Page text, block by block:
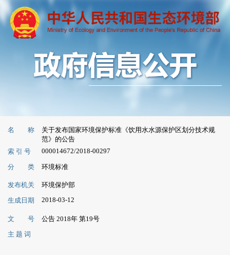
名 称
关于发布国家环境保护标准《饮用水水源保护区划分技术规
范》的公告
索 引 号
000014672/2018-00297
分 类 环境标准
发布机关
环境保护部
生成日期
2018-03-12
文 号
公告 2018年 第19号
主 题 词